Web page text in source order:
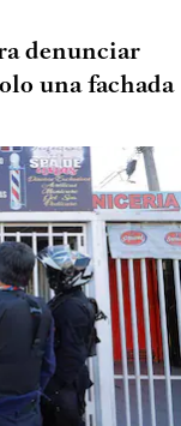
denunciar
una fachada